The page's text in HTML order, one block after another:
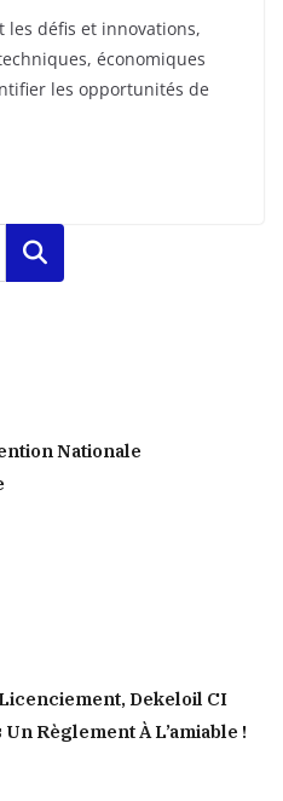
les défis et innovations,
économiques
les opportunités de
Nationale
Dekeloil CI
Règlement À L’amiable !